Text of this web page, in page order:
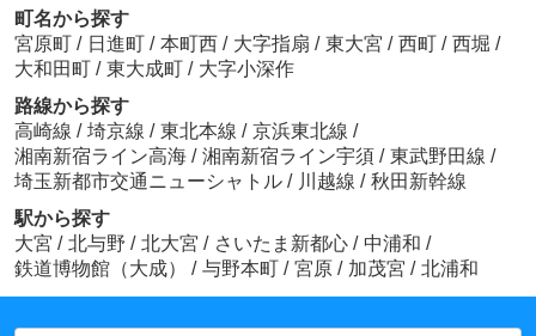
町名から探す
宮原町 / 日進町 / 本町西 / 大字指扇 / 東大宮 / 西町 / 西堀 /
大和田町 / 東大成町 / 大字小深作
路線から探す
高崎線 / 埼京線 / 東北本線 / 京浜東北線 /
湘南新宿ライン高海 / 湘南新宿ライン宇須 / 東武野田線 /
埼玉新都市交通ニューシャトル / 川越線 / 秋田新幹線
駅から探す
大宮 / 北与野 / 北大宮 / さいたま新都心 / 中浦和 /
鉄道博物館（大成）
/ 与野本町 / 宮原 / 加茂宮 / 北浦和